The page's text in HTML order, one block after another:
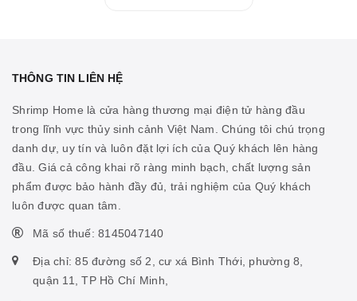
THÔNG TIN LIÊN HỆ
Shrimp Home là cửa hàng thương mại điện tử hàng đầu
trong lĩnh vực thủy sinh cảnh Việt Nam. Chúng tôi chú trọng
danh dự, uy tín và luôn đặt lợi ích của Quý khách lên hàng
đầu. Giá cả công khai rõ ràng minh bạch, chất lượng sản
phẩm được bảo hành đầy đủ, trải nghiệm của Quý khách
luôn được quan tâm.
Mã số thuế: 8145047140
Địa chỉ: 85 đường số 2, cư xá Bình Thới, phường 8,
quận 11, TP Hồ Chí Minh,